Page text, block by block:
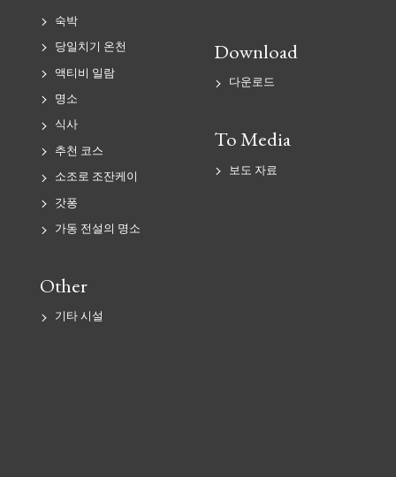
숙박
당일치기 온천
액티비 일람
명소
식사
추천 코스
소조로 조잔케이
갓퐁
가동 전설의 명소
Download
다운로드
To Media
보도 자료
Other
기타 시설